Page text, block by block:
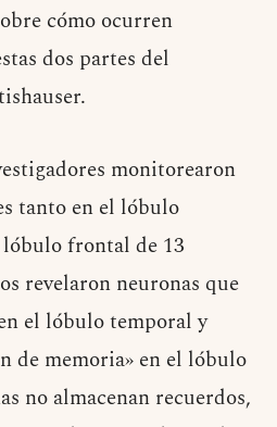
cómo ocurren
dos partes del
monitorearon
tanto en el lóbulo
frontal de 13
revelaron neuronas que
el lóbulo temporal y
de memoria» en el lóbulo
no almacenan recuerdos,